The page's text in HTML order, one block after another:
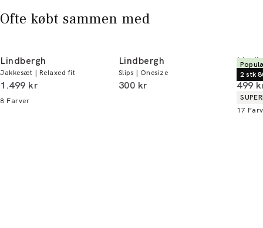
Ofte købt sammen med
Lindbergh
Jakkesæt | Relaxed fit
I alt (inkl. rabat)
1.499 kr
8 Farver
Lindbergh
Slips | Onesize
I alt (inkl. rabat)
300 kr
2 stk
I alt
499
17